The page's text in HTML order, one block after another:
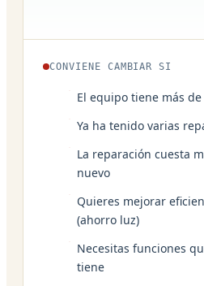
CONVIENE CAMBIAR SI
El equipo tiene más de
Ya ha tenido varias
La reparación cuesta
nuevo
Quieres mejorar
(ahorro luz)
Necesitas funciones
tiene